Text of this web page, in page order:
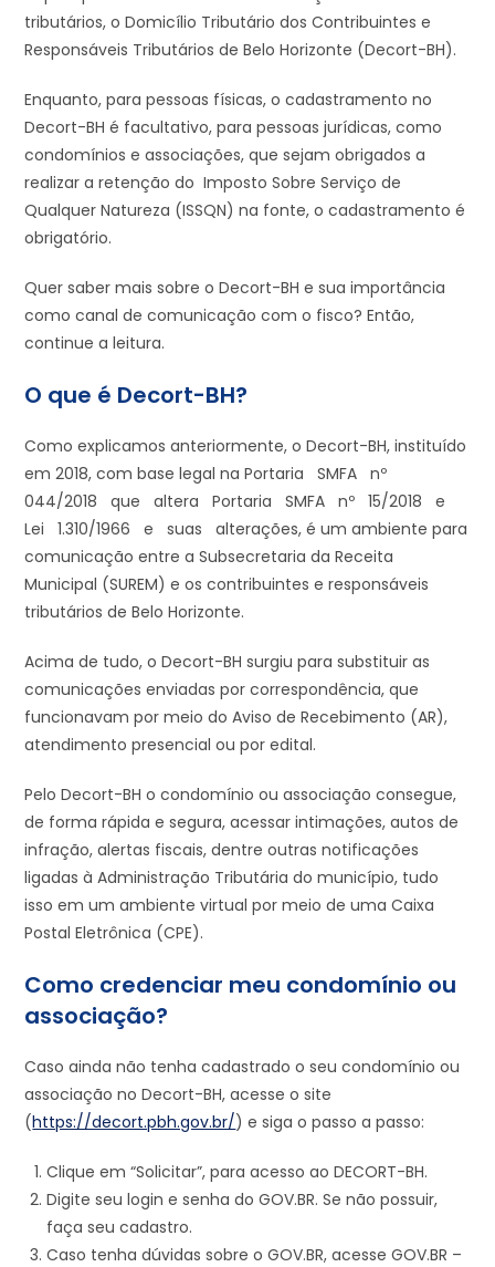
tributários, o Domicílio Tributário dos Contribuintes e
Responsáveis Tributários de Belo Horizonte (Decort-BH).
Enquanto, para pessoas físicas, o cadastramento no
Decort-BH é facultativo, para pessoas jurídicas, como
condomínios e associações, que sejam obrigados a
realizar a retenção do Imposto Sobre Serviço de
Qualquer Natureza (ISSQN) na fonte, o cadastramento é
obrigatório.
Quer saber mais sobre o Decort-BH e sua importância
como canal de comunicação com o fisco? Então,
continue a leitura.
O que é Decort-BH?
Como explicamos anteriormente, o Decort-BH, instituído
em 2018, com base legal na Portaria SMFA nº
044/2018 que altera Portaria SMFA nº 15/2018 e
Lei 1.310/1966 e suas alterações, é um ambiente para
comunicação entre a Subsecretaria da Receita
Municipal (SUREM) e os contribuintes e responsáveis
tributários de Belo Horizonte.
Acima de tudo, o Decort-BH surgiu para substituir as
comunicações enviadas por correspondência, que
funcionavam por meio do Aviso de Recebimento (AR),
atendimento presencial ou por edital.
Pelo Decort-BH o condomínio ou associação consegue,
de forma rápida e segura, acessar intimações, autos de
infração, alertas fiscais, dentre outras notificações
ligadas à Administração Tributária do município, tudo
isso em um ambiente virtual por meio de uma Caixa
Postal Eletrônica (CPE).
Como credenciar meu condomínio ou
associação?
Caso ainda não tenha cadastrado o seu condomínio ou
associação no Decort-BH, acesse o site
(https://decort.pbh.gov.br/) e siga o passo a passo:
Clique em “Solicitar”, para acesso ao DECORT-BH.
Digite seu login e senha do GOV.BR. Se não possuir,
faça seu cadastro.
Caso tenha dúvidas sobre o GOV.BR, acesse GOV.BR –